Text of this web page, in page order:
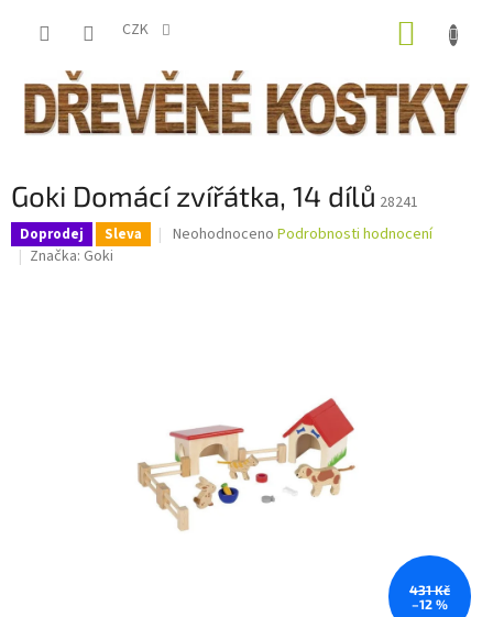
CZK
Goki Domácí zvířátka, 14 dílů 28241
Doprodej Sleva
Průměrné
Neohodnoceno Podrobnosti hodnocení
Značka: Goki
431 Kč
–12 %